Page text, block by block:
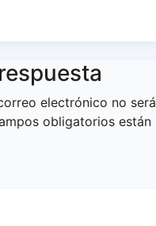
electrónico no será
obligatorios están